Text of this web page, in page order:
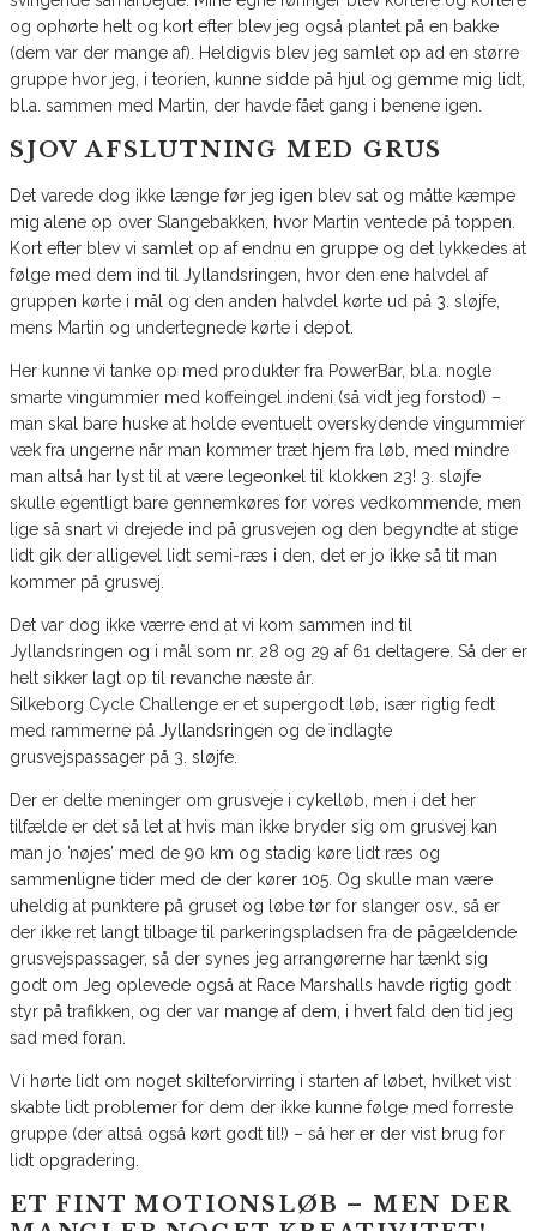
og ophørte helt og kort efter blev jeg også plantet på en bakke
(dem var der mange af). Heldigvis blev jeg samlet op ad en større
gruppe hvor jeg, i teorien, kunne sidde på hjul og gemme mig lidt,
bl.a. sammen med Martin, der havde fået gang i benene igen.
SJOV AFSLUTNING MED GRUS
Det varede dog ikke længe før jeg igen blev sat og måtte kæmpe
mig alene op over Slangebakken, hvor Martin ventede på toppen.
Kort efter blev vi samlet op af endnu en gruppe og det lykkedes at
følge med dem ind til Jyllandsringen, hvor den ene halvdel af
gruppen kørte i mål og den anden halvdel kørte ud på 3. sløjfe,
mens Martin og undertegnede kørte i depot.
Her kunne vi tanke op med produkter fra PowerBar, bl.a. nogle
smarte vingummier med koffeingel indeni (så vidt jeg forstod) –
man skal bare huske at holde eventuelt overskydende vingummier
væk fra ungerne når man kommer træt hjem fra løb, med mindre
man altså har lyst til at være legeonkel til klokken 23! 3. sløjfe
skulle egentligt bare gennemkøres for vores vedkommende, men
lige så snart vi drejede ind på grusvejen og den begyndte at stige
lidt gik der alligevel lidt semi-ræs i den, det er jo ikke så tit man
kommer på grusvej.
Det var dog ikke værre end at vi kom sammen ind til
Jyllandsringen og i mål som nr. 28 og 29 af 61 deltagere. Så der er
helt sikker lagt op til revanche næste år.
Silkeborg Cycle Challenge er et supergodt løb, især rigtig fedt
med rammerne på Jyllandsringen og de indlagte
grusvejspassager på 3. sløjfe.
Der er delte meninger om grusveje i cykelløb, men i det her
tilfælde er det så let at hvis man ikke bryder sig om grusvej kan
man jo ’nøjes’ med de 90 km og stadig køre lidt ræs og
sammenligne tider med de der kører 105. Og skulle man være
uheldig at punktere på gruset og løbe tør for slanger osv., så er
der ikke ret langt tilbage til parkeringspladsen fra de pågældende
grusvejspassager, så der synes jeg arrangørerne har tænkt sig
godt om Jeg oplevede også at Race Marshalls havde rigtig godt
styr på trafikken, og der var mange af dem, i hvert fald den tid jeg
sad med foran.
Vi hørte lidt om noget skilteforvirring i starten af løbet, hvilket vist
skabte lidt problemer for dem der ikke kunne følge med forreste
gruppe (der altså også kørt godt til!) – så her er der vist brug for
lidt opgradering.
ET FINT MOTIONSLØB – MEN DER